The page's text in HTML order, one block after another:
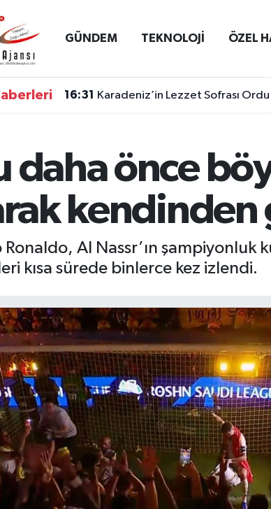
GÜNDEM TEKNOLOJİ ÖZEL
16:31 Karadeniz’in Lezzet Sofrası Ordu
daha önce
kendinden
Al Nassr’ın şampiyonluk
kısa sürede binlerce kez izlendi.
Haritası
ve Fikstür